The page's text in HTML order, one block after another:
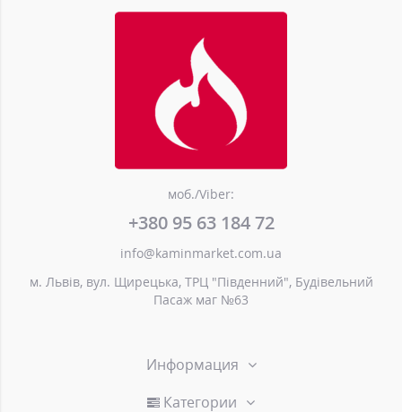
моб./Viber:
+380 95 63 184 72
info@kaminmarket.com.ua
м. Львів, вул. Щирецька, ТРЦ "Південний", Будівельний
Пасаж маг №63
Информация
Категории